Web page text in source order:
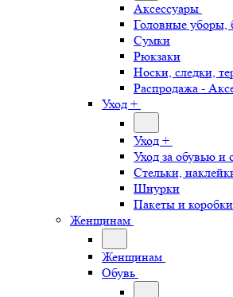
Аксессуары
Головные уборы,
Сумки
Рюкзаки
Носки, следки,
Распродажа -
Уход +
Уход +
Уход за обувью и
Стельки,
Шнурки
Пакеты и коробки
Женщинам
Женщинам
Обувь